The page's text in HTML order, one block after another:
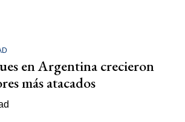
en Argentina crecieron
más atacados